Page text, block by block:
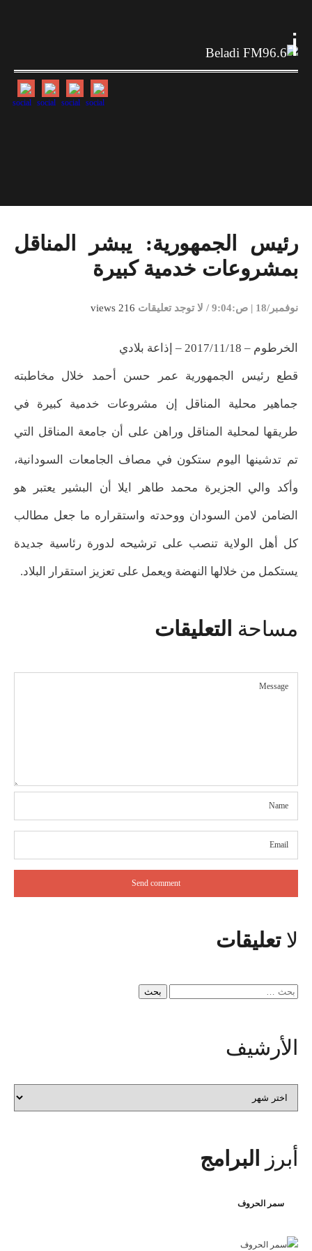
i
رئيس الجمهورية: يبشر المناقل
بمشروعات خدمية كبيرة
نوفمبر/18 | ص:9:04 / لا توجد تعليقات 216 views
الخرطوم – 2017/11/18 – إذاعة بلادي
قطع رئيس الجمهورية عمر حسن أحمد خلال مخاطبته
جماهير محلية المناقل إن مشروعات خدمية كبيرة في
طريقها لمحلية المناقل وراهن على أن جامعة المناقل التي
تم تدشينها اليوم ستكون في مصاف الجامعات السودانية،
وأكد والي الجزيرة محمد طاهر ايلا أن البشير يعتبر هو
الضامن لامن السودان ووحدته واستقراره ما جعل مطالب
كل أهل الولاية تنصب على ترشيحه لدورة رئاسية جديدة
يستكمل من خلالها النهضة ويعمل على تعزيز استقرار البلاد.
مساحة التعليقات
لاتعليقات
البحث
الأرشيف
الأرشيف
أبرز البرامج
سمر الحروف